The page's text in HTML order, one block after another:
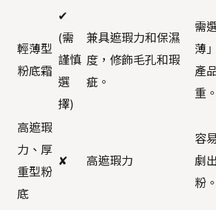
輕薄型
粉底霜
✔
(需
謹慎
選
擇)
兼具遮瑕力和保濕
度，修飾毛孔和瑕
疵。
需
薄
產
重。
高遮瑕
力、厚
重型粉
底
✘ 高遮瑕力
容
劇
粉。